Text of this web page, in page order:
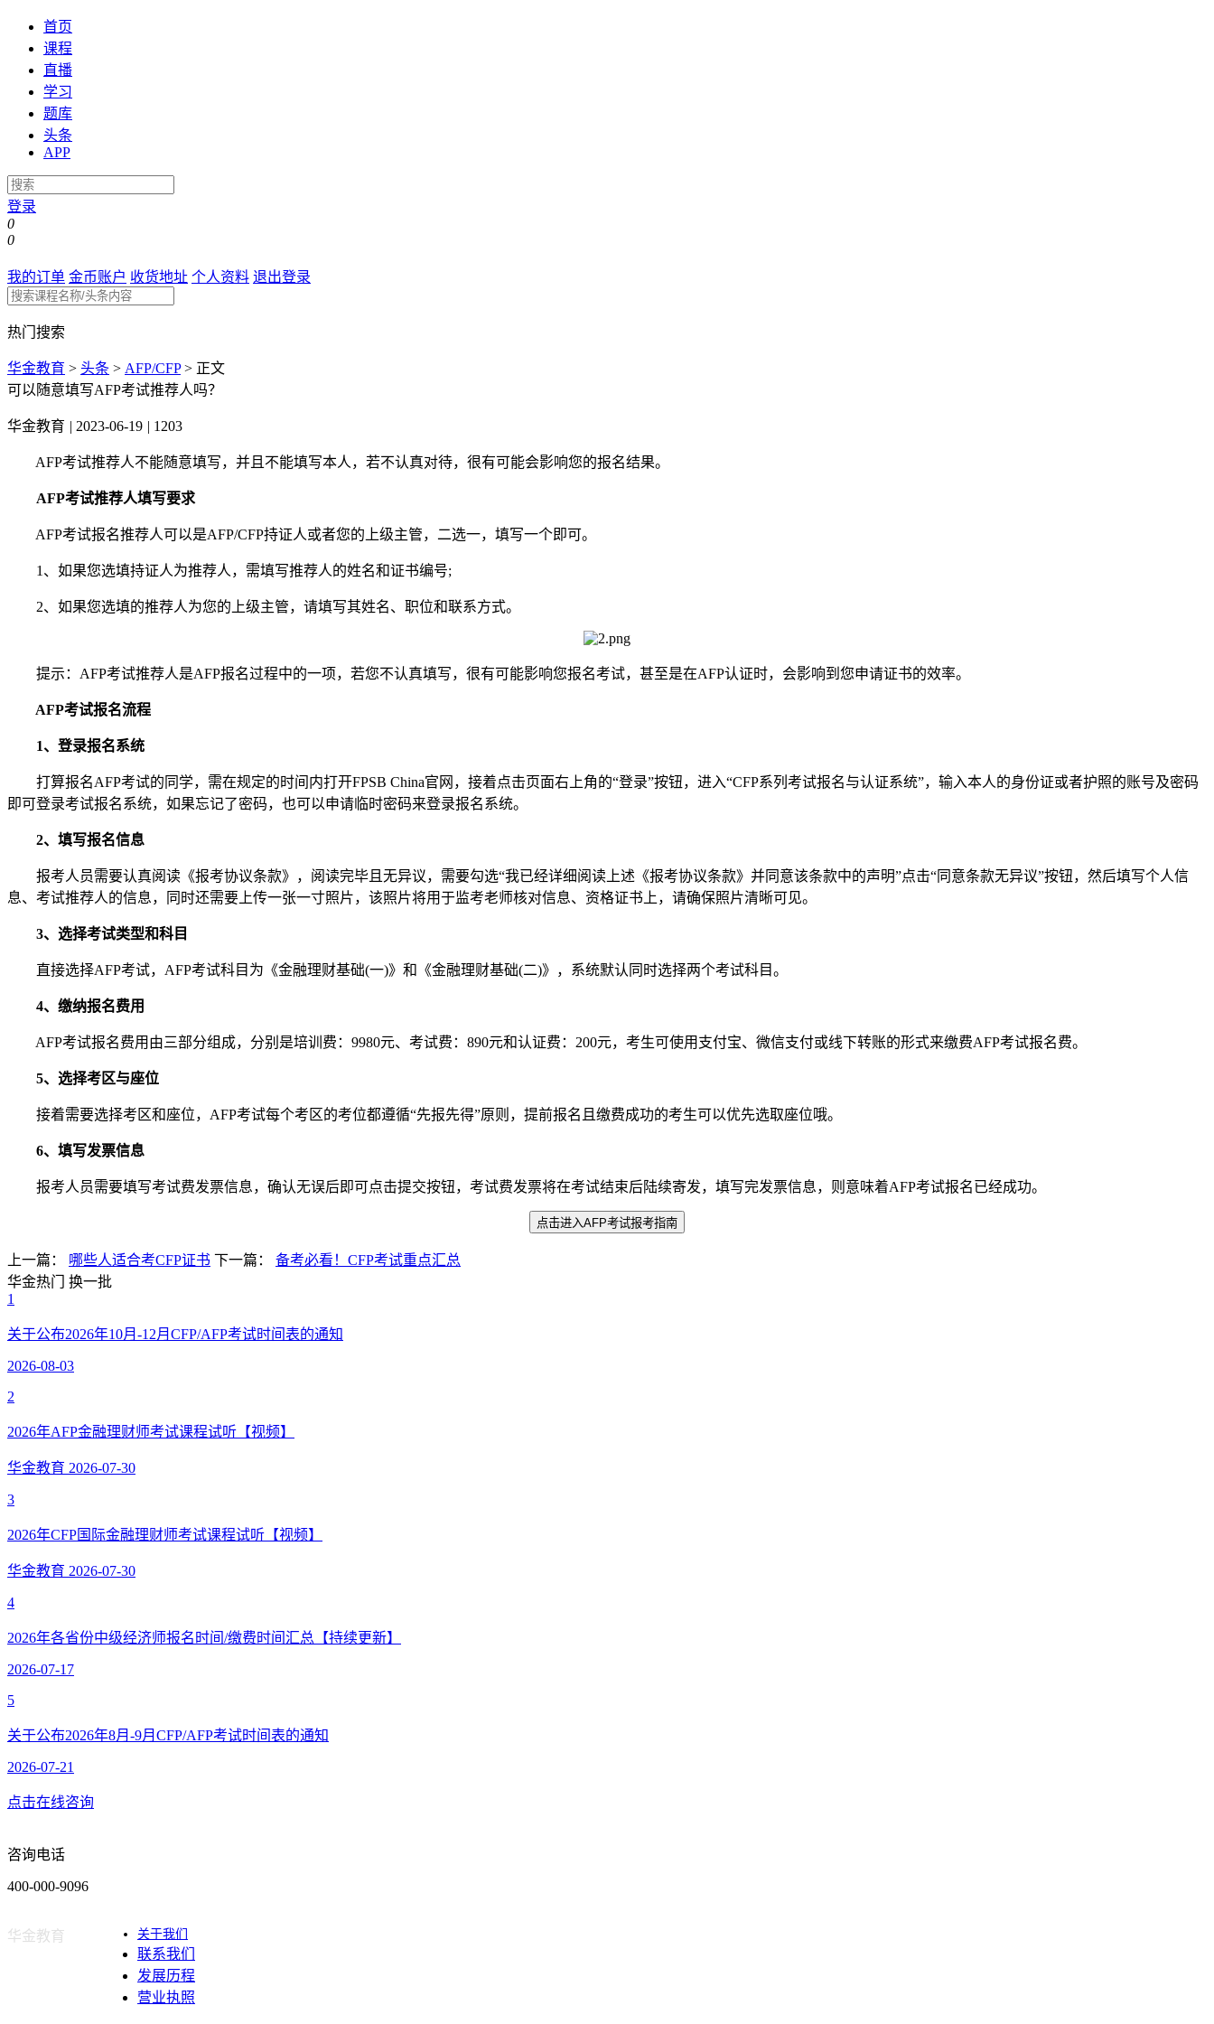
首页
课程
直播
学习
题库
头条
APP
登录
0
0
我的订单 金币账户 收货地址 个人资料 退出登录
热门搜索
华金教育 > 头条 > AFP/CFP> 正文
可以随意填写AFP考试推荐人吗？
华金教育 | 2023-06-19 | 1203
AFP考试推荐人不能随意填写，并且不能填写本人，若不认真对待，很有可能会影响您的报名结果。
AFP考试推荐人填写要求
AFP考试报名推荐人可以是AFP/CFP持证人或者您的上级主管，二选一，填写一个即可。
1、如果您选填持证人为推荐人，需填写推荐人的姓名和证书编号;
2、如果您选填的推荐人为您的上级主管，请填写其姓名、职位和联系方式。
提示：AFP考试推荐人是AFP报名过程中的一项，若您不认真填写，很有可能影响您报名考试，甚至是在AFP认证时，会影响到您申请证书的效率。
AFP考试报名流程
1、登录报名系统
打算报名AFP考试的同学，需在规定的时间内打开FPSB China官网，接着点击页面右上角的“登录”按钮，进入“CFP系列考试报名与认证系统”，输入本人的身份证或者护照的账号及密码
即可登录考试报名系统，如果忘记了密码，也可以申请临时密码来登录报名系统。
2、填写报名信息
报考人员需要认真阅读《报考协议条款》，阅读完毕且无异议，需要勾选“我已经详细阅读上述《报考协议条款》并同意该条款中的声明”点击“同意条款无异议”按钮，然后填写个人信
息、考试推荐人的信息，同时还需要上传一张一寸照片，该照片将用于监考老师核对信息、资格证书上，请确保照片清晰可见。
3、选择考试类型和科目
直接选择AFP考试，AFP考试科目为《金融理财基础(一)》和《金融理财基础(二)》，系统默认同时选择两个考试科目。
4、缴纳报名费用
AFP考试报名费用由三部分组成，分别是培训费：9980元、考试费：890元和认证费：200元，考生可使用支付宝、微信支付或线下转账的形式来缴费AFP考试报名费。
5、选择考区与座位
接着需要选择考区和座位，AFP考试每个考区的考位都遵循“先报先得”原则，提前报名且缴费成功的考生可以优先选取座位哦。
6、填写发票信息
报考人员需要填写考试费发票信息，确认无误后即可点击提交按钮，考试费发票将在考试结束后陆续寄发，填写完发票信息，则意味着AFP考试报名已经成功。
点击进入AFP考试报考指南
上一篇： 哪些人适合考CFP证书 下一篇： 备考必看！CFP考试重点汇总
华金热门
换一批
1
关于公布2026年10月-12月CFP/AFP考试时间表的通知
2026-08-03
2
2026年AFP金融理财师考试课程试听【视频】
华金教育 2026-07-30
3
2026年CFP国际金融理财师考试课程试听【视频】
华金教育 2026-07-30
4
2026年各省份中级经济师报名时间/缴费时间汇总【持续更新】
2026-07-17
5
关于公布2026年8月-9月CFP/AFP考试时间表的通知
2026-07-21
点击在线咨询
咨询电话
400-000-9096
华金教育 关于我们
联系我们
发展历程
营业执照